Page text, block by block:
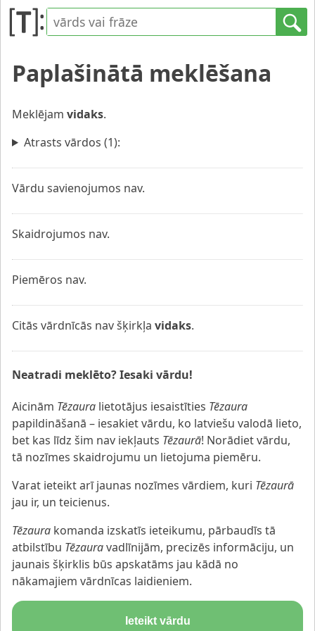
Paplašinātā meklēšana
Meklējam vidaks.
Atrasts vārdos (1):
Vārdu savienojumos nav.
Skaidrojumos nav.
Piemēros nav.
Citās vārdnīcās nav šķirkļa vidaks.
Neatradi meklēto? Iesaki vārdu!
Aicinām Tēzaura lietotājus iesaistīties Tēzaura
papildināšanā – iesakiet vārdu, ko latviešu valodā lieto,
bet kas līdz šim nav iekļauts Tēzaurā! Norādiet vārdu,
tā nozīmes skaidrojumu un lietojuma piemēru.
Varat ieteikt arī jaunas nozīmes vārdiem, kuri Tēzaurā
jau ir, un teicienus.
Tēzaura komanda izskatīs ieteikumu, pārbaudīs tā
atbilstību Tēzauravadlīnijām, precizēs informāciju, un
jaunais šķirklis būs apskatāms jau kādā no
nākamajiem vārdnīcas laidieniem.
Ieteikt vārdu